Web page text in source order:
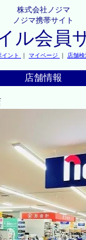
株式会社ノジマ
ノジマ携帯サイト
ル会員
イント ｜ マイページ ｜ 店舗検
店舗情報